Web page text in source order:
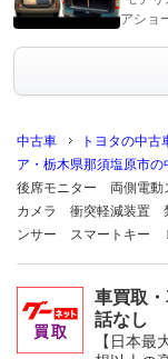
アショ
中古車 トヨタの中古
ア・栃木県那須塩原市の
後席モニター 両側電
カメラ 衝突軽減装置
ンサー スマートキー
車買取
話なし
【日本